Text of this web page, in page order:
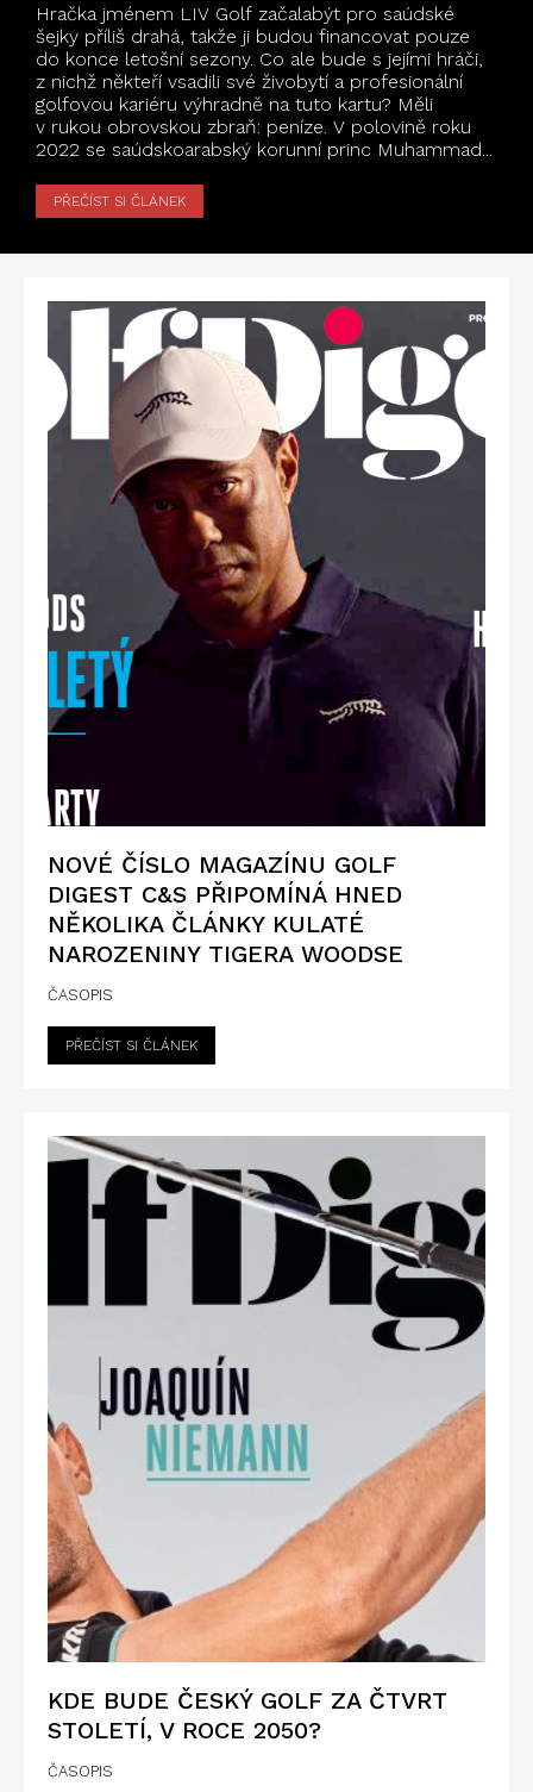
Hračka jménem LIV Golf začalabýt pro saúdské
šejky příliš drahá, takže ji budou financovat pouze
do konce letošní sezony. Co ale bude s jejími hráči,
z nichž někteří vsadili své živobytí a profesionální
golfovou kariéru výhradně na tuto kartu? Měli
v rukou obrovskou zbraň: peníze. V polovině roku
2022 se saúdskoarabský korunní princ Muhammad...
PŘEČÍST SI ČLÁNEK
NOVÉ ČÍSLO MAGAZÍNU GOLF
DIGEST C&S PŘIPOMÍNÁ HNED
NĚKOLIKA ČLÁNKY KULATÉ
NAROZENINY TIGERA WOODSE
ČASOPIS
PŘEČÍST SI ČLÁNEK
KDE BUDE ČESKÝ GOLF ZA ČTVRT
STOLETÍ, V ROCE 2050?
ČASOPIS